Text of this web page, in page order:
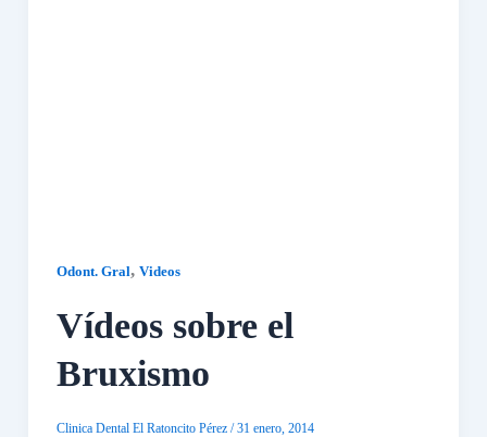
Odont. Gral, Videos
Vídeos sobre el
Bruxismo
Clinica Dental El Ratoncito Pérez /31 enero, 2014